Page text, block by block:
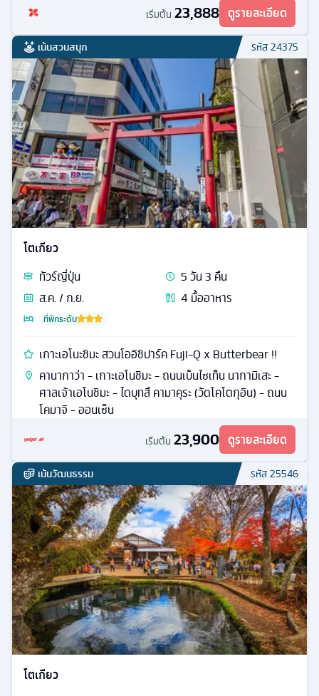
เริ่มต้น 23,888 ดูรายละเอียด
เน้นสวนสนุก รหัส24375
โตเกียว
ทัวร์ญี่ปุ่น 5วัน3 คืน
ส.ค. / ก.ย.
4 มื้ออาหาร
ที่พักระดับ
เกาะเอโนะชิมะ สวนโออิชิปาร์ค Fuji-Q x Butterbear !!
คานากาว่า - เกาะเอโนชิมะ - ถนนเบ็นไซเท็น นากามิเสะ -
ศาลเจ้าเอโนชิมะ - ไดบุทสึ คามาคุระ (วัดโคโตกุอิน) - ถนน
โคมาจิ - ออนเซ็น
เริ่มต้น 23,900 ดูรายละเอียด
เน้นวัฒนธรรม รหัส25546
โตเกียว